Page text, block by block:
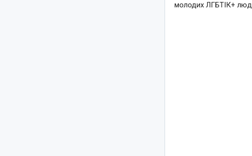
молодих ЛГБТІК+